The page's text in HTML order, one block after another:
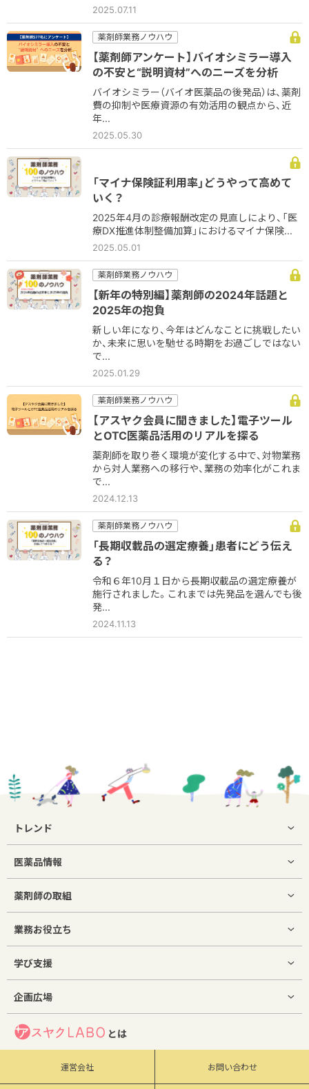
2025.07.11
薬剤師業務ノウハウ
【薬剤師アンケート】バイオシミラー導入
の不安と“説明資材”へのニーズを分析
バイオシミラー（バイオ医薬品の後発品）は、薬剤
費の抑制や医療資源の有効活用の観点から、近
年...
2025.05.30
「マイナ保険証利用率」どうやって高めて
いく？
2025年4月の診療報酬改定の見直しにより、「医
療DX推進体制整備加算」におけるマイナ保険...
2025.05.01
薬剤師業務ノウハウ
【新年の特別編】薬剤師の2024年話題と
2025年の抱負
新しい年になり、今年はどんなことに挑戦したい
か、未来に思いを馳せる時期をお過ごしではない
で...
2025.01.29
薬剤師業務ノウハウ
【アスヤク会員に聞きました】電子ツール
とOTC医薬品活用のリアルを探る
薬剤師を取り巻く環境が変化する中で、対物業務
から対人業務への移行や、業務の効率化がこれま
で...
2024.12.13
薬剤師業務ノウハウ
「長期収載品の選定療養」患者にどう伝え
る？
令和６年10月１日から長期収載品の選定療養が
施行されました。これまでは先発品を選んでも後
発...
2024.11.13
トレンド
医薬品情報
薬剤師の取組
業務お役立ち
学び支援
企画広場
とは
運営会社 お問い合わせ